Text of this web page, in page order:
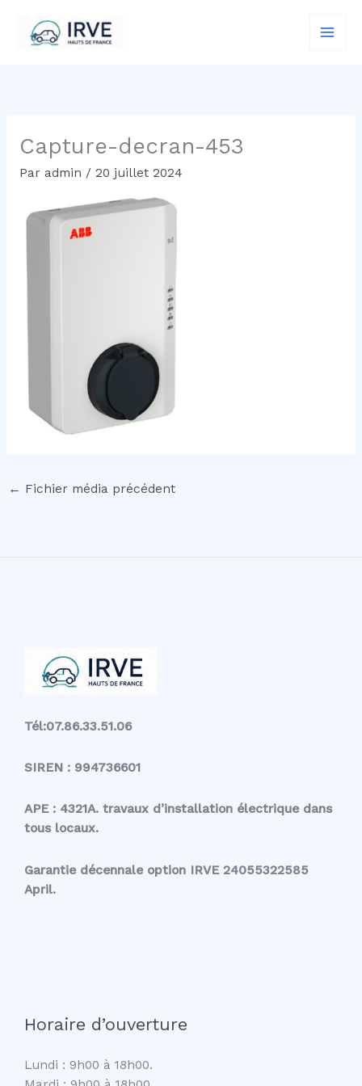
contenu
Capture-decran-453
Par admin / 20 juillet 2024
← Fichier média précédent
Tél:07.86.33.51.06
SIREN : 994736601
APE : 4321A. travaux d’installation électrique dans
tous locaux.
Garantie décennale option IRVE 24055322585
April.
Horaire d’ouverture
Lundi : 9h00 à 18h00.